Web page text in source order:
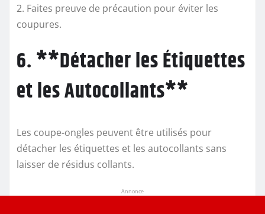
2. Faites preuve de précaution pour éviter les
coupures.
6. **Détacher les Étiquettes
et les Autocollants**
Les coupe-ongles peuvent être utilisés pour
détacher les étiquettes et les autocollants sans
laisser de résidus collants.
Annonce